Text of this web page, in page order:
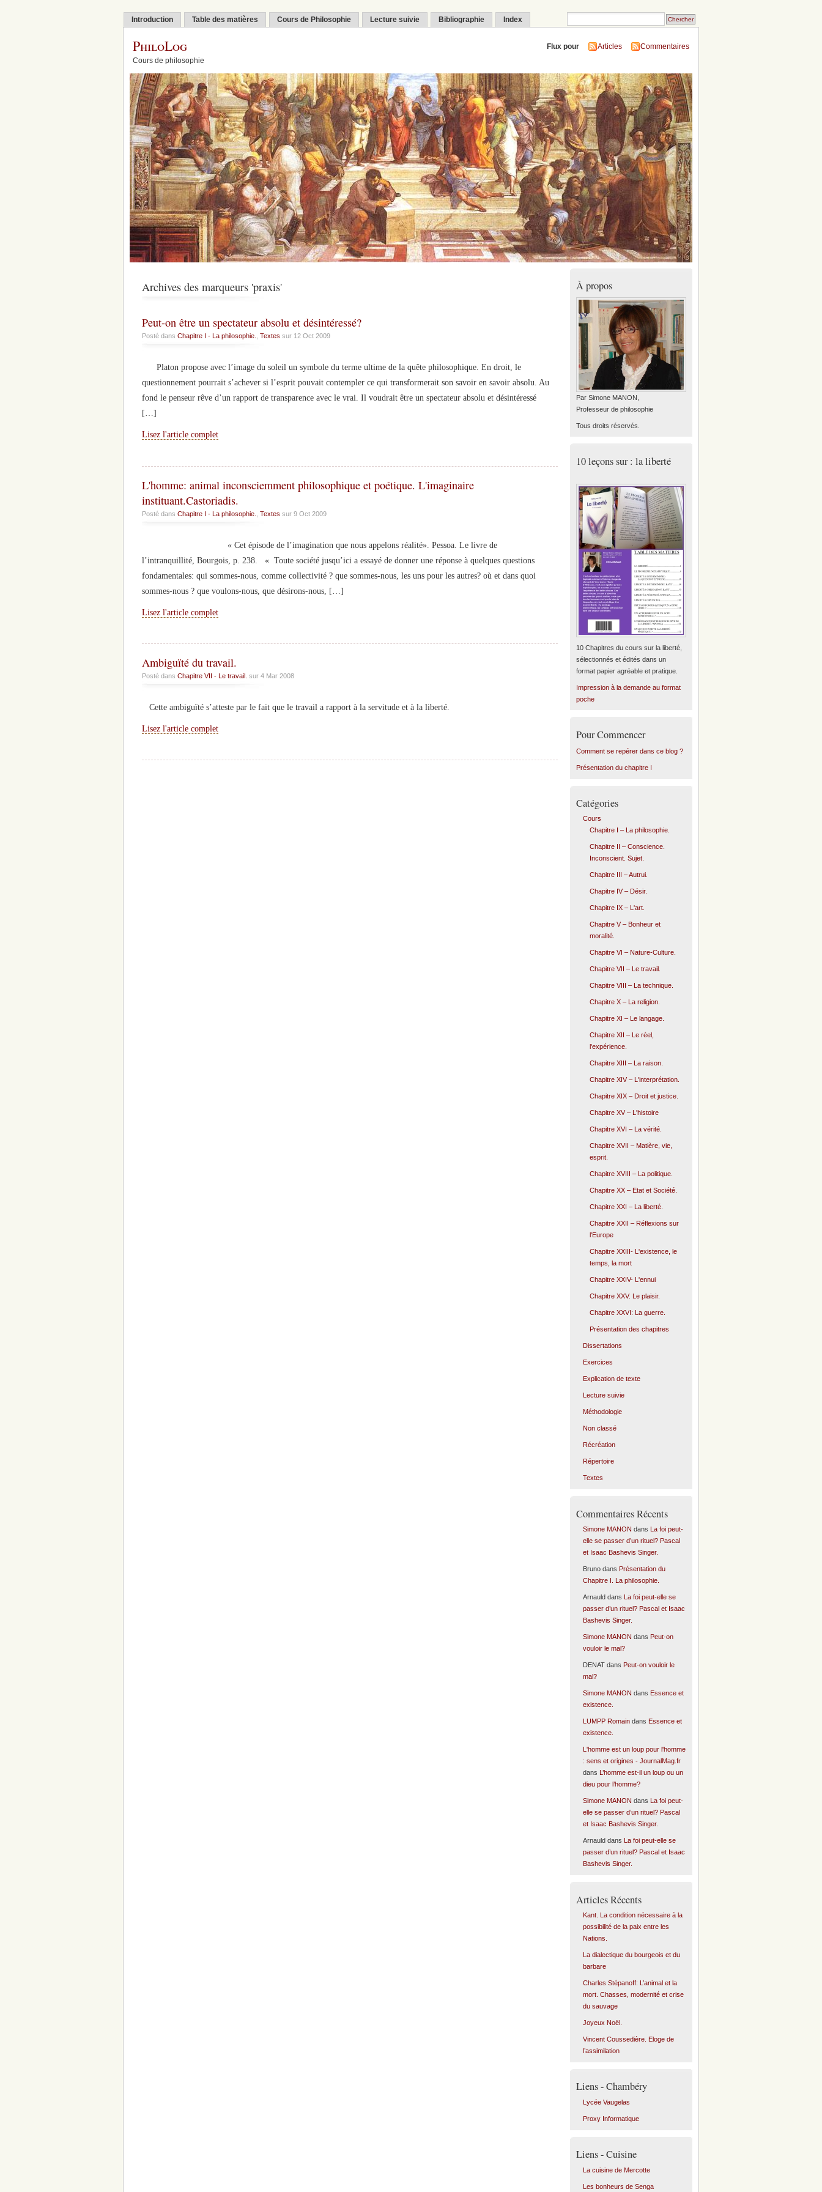
Introduction Table des matières Cours de Philosophie Lecture suivie Bibliographie Index
PhiloLog
Cours de philosophie
Flux pour Articles Commentaires
Archives des marqueurs 'praxis'
Peut-on être un spectateur absolu et désintéressé?
Posté dans Chapitre I - La philosophie., Textes sur 12 Oct 2009
Platon propose avec l’image du soleil un symbole du terme ultime de la quête philosophique. En droit, le
questionnement pourrait s’achever si l’esprit pouvait contempler ce qui transformerait son savoir en savoir absolu. Au
fond le penseur rêve d’un rapport de transparence avec le vrai. Il voudrait être un spectateur absolu et désintéressé
[…]
Lisez l'article complet
L'homme: animal inconsciemment philosophique et poétique. L'imaginaire
instituant.Castoriadis.
Posté dans Chapitre I - La philosophie. Textes sur 9 Oct 2009
« Cet épisode de l’imagination que nous appelons réalité». Pessoa. Le livre de
l’intranquillité, Bourgois, p. 238. « Toute société jusqu’ici a essayé de donner une réponse à quelques questions
fondamentales: qui sommes-nous, comme collectivité ? que sommes-nous, les uns pour les autres? où et dans quoi
sommes-nous ? que voulons-nous, que désirons-nous, […]
Lisez l'article complet
Ambiguïté du travail.
Posté dans Chapitre VII - Le travail. sur 4 Mar 2008
Cette ambiguïté s’atteste par le fait que le travail a rapport à la servitude et à la liberté.
Lisez l'article complet
À propos
Par Simone MANON,
Professeur de philosophie
Tous droits réservés.
10 leçons sur : la liberté
10 Chapitres du cours sur la liberté,
sélectionnés et édités dans un
format papier agréable et pratique.
Impression à la demande au format
poche
Pour Commencer
Comment se repérer dans ce blog ?
Présentation du chapitre I
Catégories
Cours
Chapitre I – La philosophie.
Chapitre II – Conscience.
Inconscient. Sujet.
Chapitre III – Autrui.
Chapitre IV – Désir.
Chapitre IX – L'art.
Chapitre V – Bonheur et
moralité.
Chapitre VI – Nature-Culture.
Chapitre VII – Le travail.
Chapitre VIII – La technique.
Chapitre X – La religion.
Chapitre XI – Le langage.
Chapitre XII – Le réel,
l'expérience.
Chapitre XIII – La raison.
Chapitre XIV – L'interprétation.
Chapitre XIX – Droit et justice.
Chapitre XV – L'histoire
Chapitre XVI – La vérité.
Chapitre XVII – Matière, vie,
esprit.
Chapitre XVIII – La politique.
Chapitre XX – Etat et Société.
Chapitre XXI – La liberté.
Chapitre XXII – Réflexions sur
l'Europe
Chapitre XXIII- L'existence, le
temps, la mort
Chapitre XXIV- L'ennui
Chapitre XXV. Le plaisir.
Chapitre XXVI: La guerre.
Présentation des chapitres
Dissertations
Exercices
Explication de texte
Lecture suivie
Méthodologie
Non classé
Récréation
Répertoire
Textes
Commentaires Récents
Simone MANON dans
La foi peut-
elle se passer d’un rituel? Pascal
et Isaac Bashevis Singer.
Brunodans Présentation du
Chapitre I. La philosophie.
Arnauld dans
La foi peut-elle se
passer d’un rituel? Pascal et Isaac
Bashevis Singer.
Simone MANON dans Peut-on
vouloir le mal?
DENATdans Peut-on vouloir le
mal?
Simone MANON dans Essence et
existence.
LUMPP Romaindans Essence et
existence.
L'homme est un loup pour l'homme
: sens et origines - JournalMag.fr
dans
L’homme est-il un loup ou un
dieu pour l’homme?
Simone MANON dans
La foi peut-
elle se passer d’un rituel? Pascal
et Isaac Bashevis Singer.
Arnauld dans
La foi peut-elle se
passer d’un rituel? Pascal et Isaac
Bashevis Singer.
Articles Récents
Kant. La condition nécessaire à la
possibilité de la paix entre les
Nations.
La dialectique du bourgeois et du
barbare
Charles Stépanoff: L’animal et la
mort. Chasses, modernité et crise
du sauvage
Joyeux Noël.
Vincent Coussedière. Eloge de
l’assimilation
Liens - Chambéry
Lycée Vaugelas
Proxy Informatique
Liens - Cuisine
La cuisine de Mercotte
Les bonheurs de Senga